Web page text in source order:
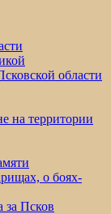
области
на территории
о боях-
за Псков